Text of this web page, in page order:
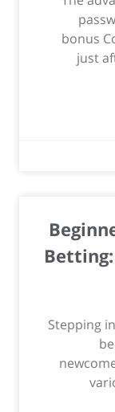
bonus
just
Stepping